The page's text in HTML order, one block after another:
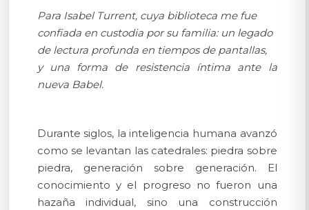
Para Isabel Turrent, cuya biblioteca me fue
confiada en custodia por su familia: un legado
de lectura profunda en tiempos de pantallas,
y una forma de resistencia íntima ante la
nueva Babel.
Durante siglos, la inteligencia humana avanzó
como se levantan las catedrales: piedra sobre
piedra, generación sobre generación. El
conocimiento y el progreso no fueron una
hazaña individual, sino una construcción